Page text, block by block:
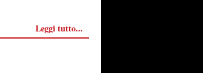
Leggi tutto...